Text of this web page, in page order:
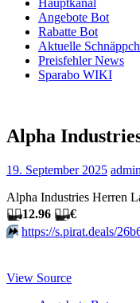
Hauptkanal
Angebote Bot
Rabatte Bot
Aktuelle
Preisfehler News
Sparabo WIKI
Alpha
19. September 2025 admin
Alpha Industries Herren
🏴‍☠️12.96 🏴‍☠️€
⏩️ https://s.pirat.deals/
View Source